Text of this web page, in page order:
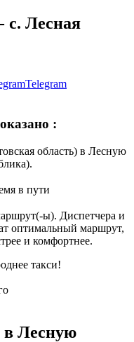
с. Лесная
Telegram
:
область) в Лесную
в пути
ы). Диспетчера и
оптимальный маршрут,
и комфортнее.
такси!
в Лесную